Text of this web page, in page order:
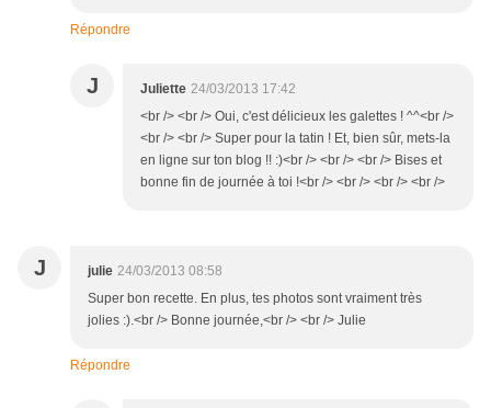
Répondre
J Juliette 24/03/2013 17:42
<br /> <br /> Oui, c'est délicieux les galettes ! ^^<br />
<br /> <br /> Super pour la tatin ! Et, bien sûr, mets-la
en ligne sur ton blog !! :)<br /> <br /> <br /> Bises et
bonne fin de journée à toi !<br /> <br /> <br /> <br />
J julie 24/03/2013 08:58
Super bon recette. En plus, tes photos sont vraiment très
jolies :).<br /> Bonne journée,<br /> <br /> Julie
Répondre